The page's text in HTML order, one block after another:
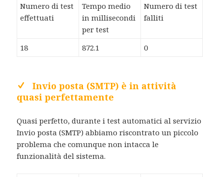
Numero di test
effettuati
Tempo medio
in millisecondi
per test
Numero di test
falliti
18 872.1 0
Invio posta (SMTP) è in attività
quasi perfettamente
Quasi perfetto, durante i test automatici al servizio
Invio posta (SMTP) abbiamo riscontrato un piccolo
problema che comunque non intacca le
funzionalità del sistema.